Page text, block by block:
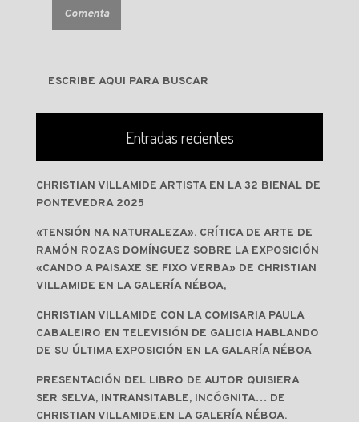
Entradas recientes
CHRISTIAN VILLAMIDE ARTISTA EN LA 32 BIENAL DE
PONTEVEDRA 2025
«TENSIÓN NA NATURALEZA». CRÍTICA DE ARTE DE
RAMÓN ROZAS DOMÍNGUEZ SOBRE LA EXPOSICIÓN
«CANDO A PAISAXE SE FIXO VERBA» DE CHRISTIAN
VILLAMIDE EN LA GALERÍA NÉBOA,
CHRISTIAN VILLAMIDE CON LA COMISARIA PAULA
CABALEIRO EN TELEVISIÓN DE GALICIA HABLANDO
DE SU ÚLTIMA EXPOSICIÓN EN LA GALARÍA NÉBOA
PRESENTACIÓN DEL LIBRO DE AUTOR QUISIERA
SER SELVA, INTRANSITABLE, INCÓGNITA… DE
CHRISTIAN VILLAMIDE.EN LA GALERÍA NÉBOA.